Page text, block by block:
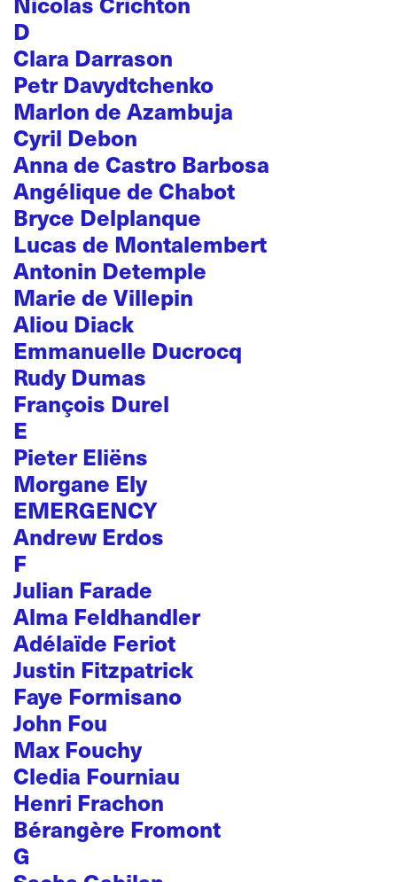
D
Clara Darrason
Petr Davydtchenko
Marlon de Azambuja
Cyril Debon
Anna de Castro Barbosa
Angélique de Chabot
Bryce Delplanque
Lucas de Montalembert
Antonin Detemple
Marie de Villepin
Aliou Diack
Emmanuelle Ducrocq
Rudy Dumas
François Durel
E
Pieter Eliëns
Morgane Ely
EMERGENCY
Andrew Erdos
F
Julian Farade
Alma Feldhandler
Adélaïde Feriot
Justin Fitzpatrick
Faye Formisano
John Fou
Max Fouchy
Cledia Fourniau
Henri Frachon
Bérangère Fromont
G